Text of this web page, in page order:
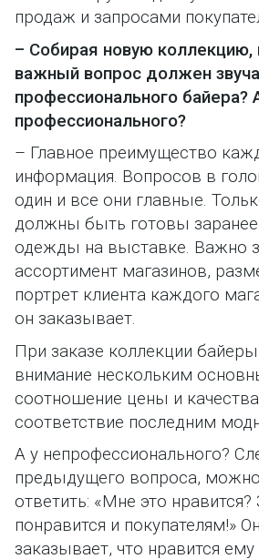
продаж и запросами
– Собирая новую коллекцию,
важный вопрос должен
профессионального байера?
профессионального?
– Главное преимущество
информация. Вопросов в
один и все они главные.
должны быть готовы
одежды на выставке. Важно
ассортимент магазинов,
портрет клиента каждого
он заказывает.
При заказе коллекции
внимание нескольким
соотношение цены и
соответствие последним
А у непрофессионального?
предыдущего вопроса,
ответить: «Мне это нравится?
понравится и покупателям!»
заказывает, что нравится ему